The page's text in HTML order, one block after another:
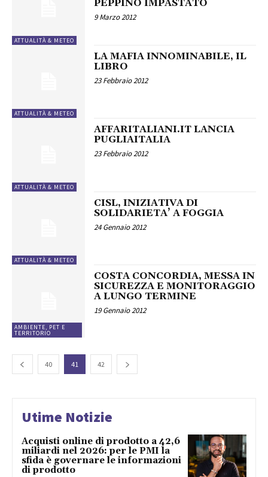
ATTUALITÀ & METEO
PEPPINO IMPASTATO
9 Marzo 2012
ATTUALITÀ & METEO
LA MAFIA INNOMINABILE, IL
LIBRO
23 Febbraio 2012
ATTUALITÀ & METEO
AFFARITALIANI.IT LANCIA
PUGLIAITALIA
23 Febbraio 2012
ATTUALITÀ & METEO
CISL, INIZIATIVA DI
SOLIDARIETA’ A FOGGIA
24 Gennaio 2012
AMBIENTE, PET E
TERRITORIO
COSTA CONCORDIA, MESSA IN
SICUREZZA E MONITORAGGIO
A LUNGO TERMINE
19 Gennaio 2012
40 41 42
Utime Notizie
Acquisti online di prodotto a 42,6
miliardi nel 2026: per le PMI la
sfida è governare le informazioni
di prodotto